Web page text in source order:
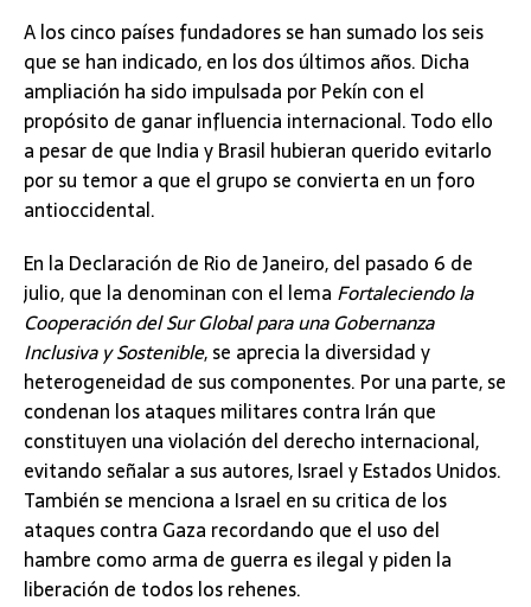
A los cinco países fundadores se han sumado los seis
que se han indicado, en los dos últimos años. Dicha
ampliación ha sido impulsada por Pekín con el
propósito de ganar influencia internacional. Todo ello
a pesar de que India y Brasil hubieran querido evitarlo
por su temor a que el grupo se convierta en un foro
antioccidental.
En la Declaración de Rio de Janeiro, del pasado 6 de
julio, que la denominan con el lema Fortaleciendo la
Cooperación del Sur Global para una Gobernanza
Inclusiva y Sostenible, se aprecia la diversidad y
heterogeneidad de sus componentes. Por una parte, se
condenan los ataques militares contra Irán que
constituyen una violación del derecho internacional,
evitando señalar a sus autores, Israel y Estados Unidos.
También se menciona a Israel en su critica de los
ataques contra Gaza recordando que el uso del
hambre como arma de guerra es ilegal y piden la
liberación de todos los rehenes.